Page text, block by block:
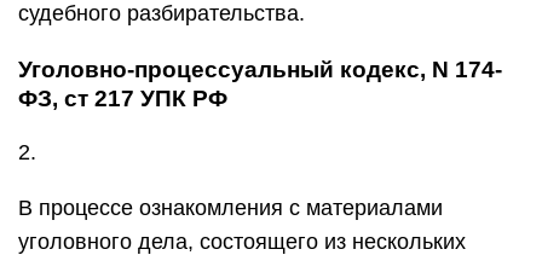
судебного разбирательства.
Уголовно-процессуальный кодекс, N 174-
ФЗ, ст 217 УПК РФ
2.
В процессе ознакомления с материалами
уголовного дела, состоящего из нескольких